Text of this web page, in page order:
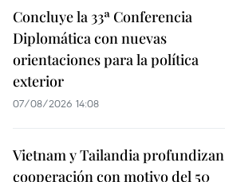
Concluye la 33ª Conferencia
Diplomática con nuevas
orientaciones para la política
exterior
07/08/2026 14:08
Vietnam y Tailandia profundizan
cooperación con motivo del 50